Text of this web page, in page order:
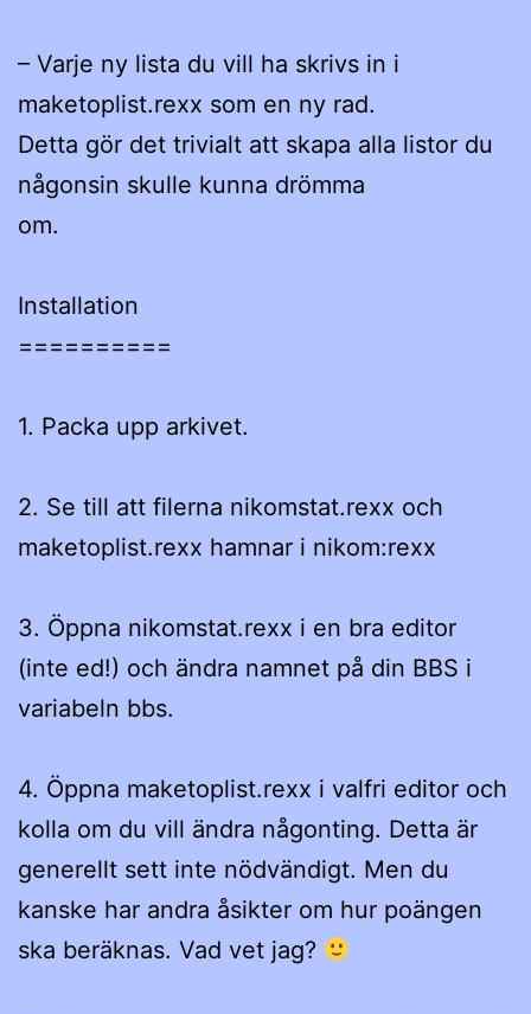
– Varje ny lista du vill ha skrivs in i
maketoplist.rexx som en ny rad.
Detta gör det trivialt att skapa alla listor du
någonsin skulle kunna drömma
om.
Installation
==========
1. Packa upp arkivet.
2. Se till att filerna nikomstat.rexx och
maketoplist.rexx hamnar i nikom:rexx
3. Öppna nikomstat.rexx i en bra editor
(inte ed!) och ändra namnet på din BBS i
variabeln bbs.
4. Öppna maketoplist.rexx i valfri editor och
kolla om du vill ändra någonting. Detta är
generellt sett inte nödvändigt. Men du
kanske har andra åsikter om hur poängen
ska beräknas. Vad vet jag?